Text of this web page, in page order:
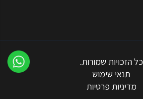
כל הזכויות שמורות.
תנאי שימוש
מדיניות פרטיות